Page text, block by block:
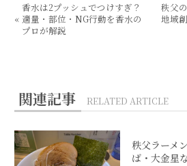
«
香水は2プッシュでつけすぎ？
適量・部位・NG行動を香水の
プロが解説
秩父
地域
関連記事 RELATED ARTICLE
秩父ラーメ
ば・大金星